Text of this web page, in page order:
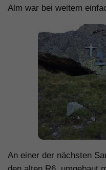
Alm war bei weitem
An einer der nächsten